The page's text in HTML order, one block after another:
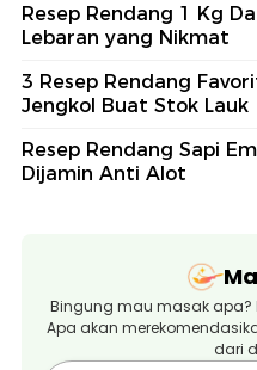
Resep Rendang 1 Kg
Lebaran yang Nikmat
3 Resep Rendang
Jengkol Buat Stok Lauk
Resep Rendang Sapi
Dijamin Anti Alot
Bingung mau masak apa?
Apa akan
dari